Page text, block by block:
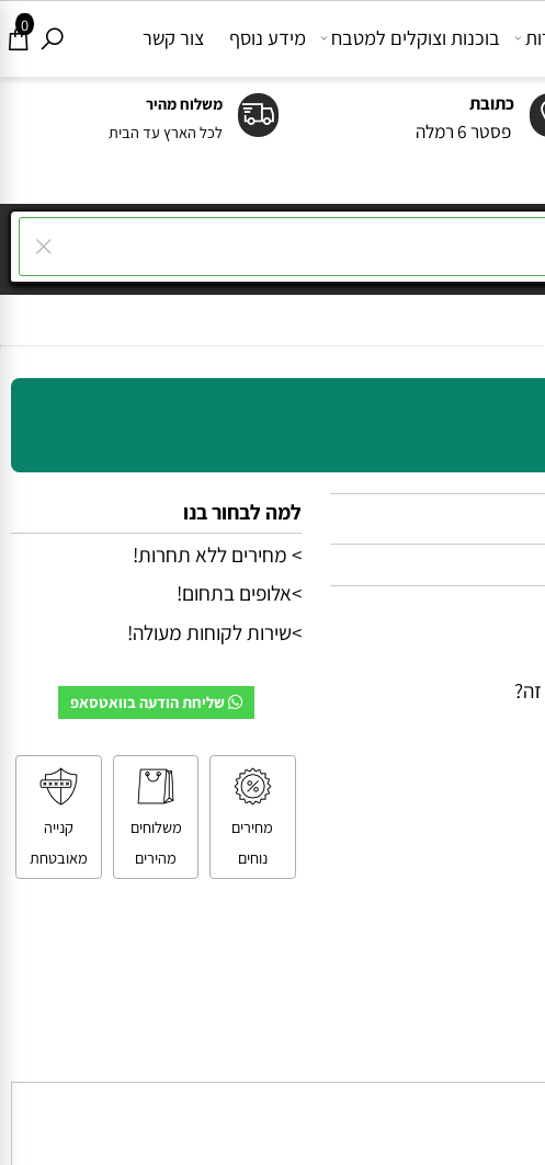
כתובת
פסטר 6 רמלה
משלוח מהיר
לכל הארץ עד הבית
0 בוכנות וצוקלים למטבח מידע נוסף צור קשר
למה לבחור בנו
>אלופים בתחום!
מחירים משלוחים קנייה